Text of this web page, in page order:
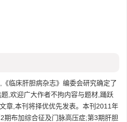
临床肝胆病杂志》编委会研究确定了
,欢迎广大作者不拘内容与题材,踊跃
章,本刊将择优优先发表。本刊2011年
期布加综合征及门脉高压症;第3期肝胆